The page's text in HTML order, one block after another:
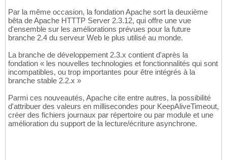
Par la même occasion, la fondation Apache sort la deuxième
bêta de Apache HTTTP Server 2.3.12, qui offre une vue
d'ensemble sur les améliorations prévues pour la future
branche 2.4 du serveur Web le plus utilisé au monde.
La branche de développement 2.3.x contient d'après la
fondation « les nouvelles technologies et fonctionnalités qui sont
incompatibles, ou trop importantes pour être intégrés à la
branche stable 2.2.x »
Parmi ces nouveautés, Apache cite entre autres, la possibilité
d'attribuer des valeurs en millisecondes pour KeepAliveTimeout,
créer des fichiers journaux par répertoire ou par module et une
amélioration du support de la lecture/écriture asynchrone.